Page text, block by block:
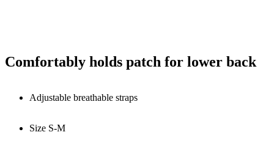
Comfortably holds patch for lower back
Adjustable breathable straps
Size S-M